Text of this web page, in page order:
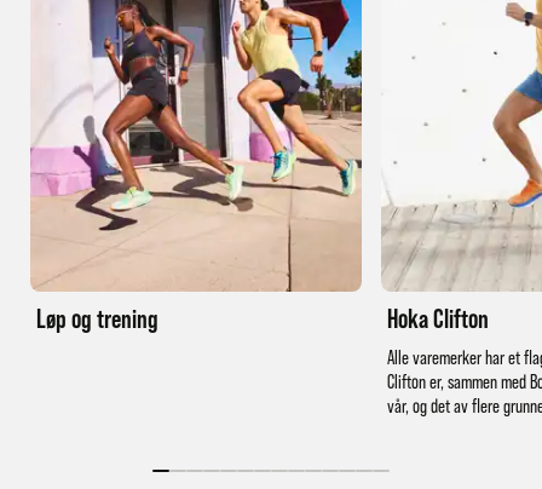
Løp og trening Hoka Clifton
Alle varemerker har et
Clifton er, sammen med
vår, og det av flere